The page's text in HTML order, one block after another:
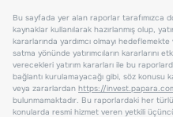
Bu sayfada yer alan raporlar tarafımızca
kaynaklar kullanılarak hazırlanmış olup,
kararlarında yardımcı olmayı
satma yönünde yatırımcıların kararlarını
verecekleri yatırım kararları ile bu
bağlantı kurulamayacağı gibi, söz konusu
veya zararlardan https://
bulunmamaktadır. Bu raporlardaki her
konularda resmi hizmet veren yetkili